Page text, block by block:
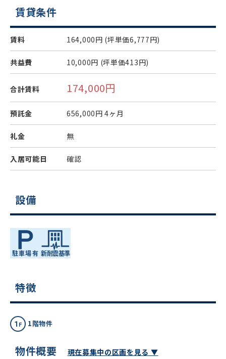
賃貸条件
賃料 164,000円 (坪単価6,777円)
共益費 10,000円 (坪単価413円)
合計賃料 174,000円
預託金 656,000円 4ヶ月
礼金 無
入居可能日 確認
設備
特徴
1階物件
物件概要 現在募集中の区画を見る ▼